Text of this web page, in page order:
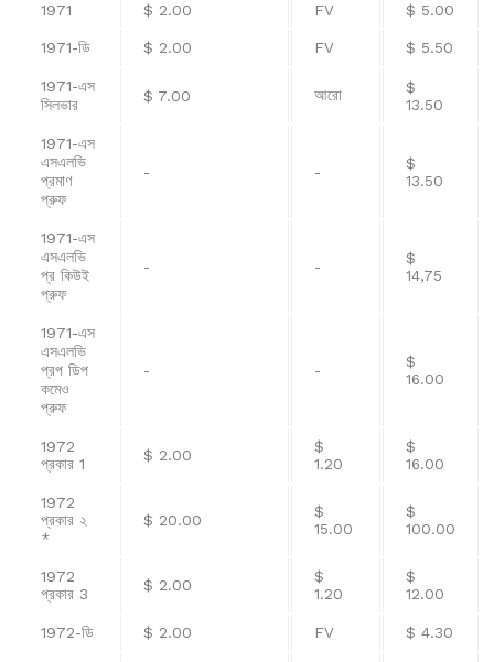
1971 $ 2.00 FV $ 5.00
1971-ডি $ 2.00 FV $ 5.50
1971-এস
সিলভার
$ 7.00 আরো
$
13.50
1971-এস
এসএলভি
প্রমাণ
প্রুফ
- -
$
13.50
1971-এস
এসএলভি
প্র কিউই
প্রুফ
- -
$
14,75
1971-এস
এসএলভি
প্রপ ডিপ
কমেও
প্রুফ
- -
$
16.00
1972
প্রকার 1
$ 2.00
$
1.20
$
16.00
1972
প্রকার ২
*
$ 20.00
$
15.00
$
100.00
1972
প্রকার 3
$ 2.00
$
1.20
$
12.00
1972-ডি $ 2.00 FV $ 4.30